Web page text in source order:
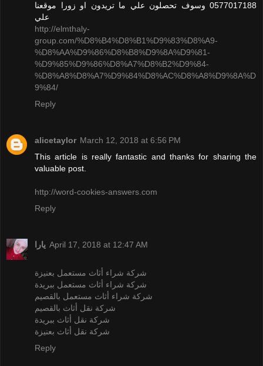
0577017188 وسوف تحصلون علي ما تريدون او زورا موقعنا
علي
http://elmthaly-
group.com/%D8%B4%D8%B1%D9%83%D8%A9-
%D8%AA%D9%86%D8%B8%D9%8A%D9%81-
%D9%85%D9%86%D8%A7%D8%B2%D9%84-
%D8%A8%D8%A7%D9%84%D8%AC%D8%A8%D9%8A%D
9%84/
Reply
alicetaylor March 12, 2018 at 6:56 PM
This article is really fantastic and thanks for sharing the
valuable post.
http://word-cookies-answers.com
Reply
يارا April 17, 2018 at 12:47 AM
شركة شراء أثاث مستعمل بعنيزة
شركة شراء أثاث مستعمل ببريدة
شركة شراء أثاث مستعمل بالقصيم
شركة نقل أثاث بالقصيم
شركة نقل أثاث ببريدة
شركة نقل أثاث بعنيزة
Reply